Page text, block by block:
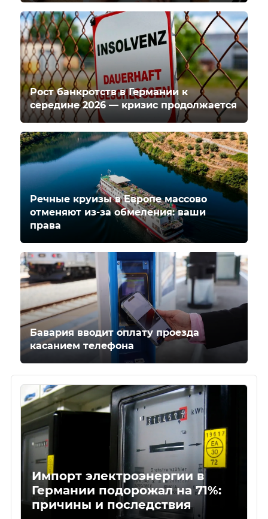
Рост банкротств в Германии к
середине 2026 — кризис продолжается
Речные круизы в Европе массово
отменяют из-за обмеления: ваши
права
Бавария вводит оплату проезда
касанием телефона
Импорт электроэнергии в
Германии подорожал на 71%:
причины и последствия